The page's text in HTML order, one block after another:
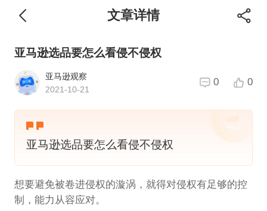
文章详情
亚马逊选品要怎么看侵不侵权
亚马逊观察
2021-10-21
0 0
亚马逊选品要怎么看侵不侵权
想要避免被卷进侵权的漩涡，就得对侵权有足够的控
制，能力从容应对。